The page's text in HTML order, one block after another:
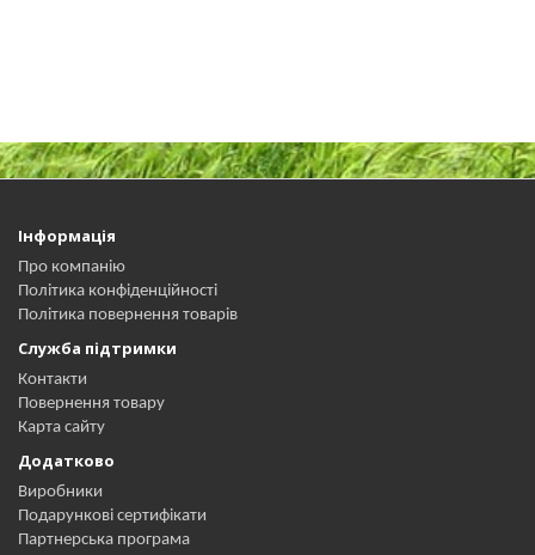
Інформація
Про компанію
Політика конфіденційності
Політика повернення товарів
Служба підтримки
Контакти
Повернення товару
Карта сайту
Додатково
Виробники
Подарункові сертифікати
Партнерська програма